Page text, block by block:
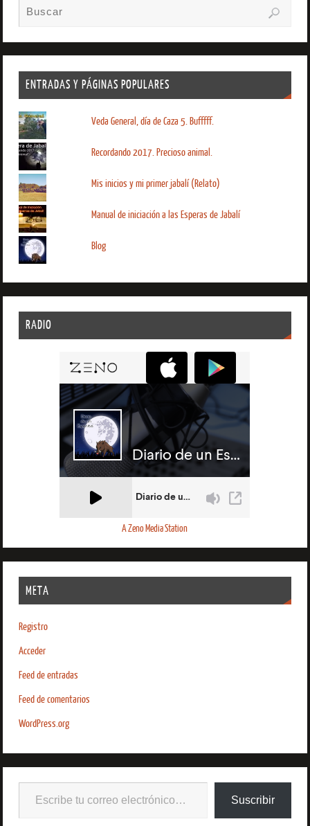
ENTRADAS Y PÁGINAS POPULARES
Veda General, día de Caza 5. Bufffff.
Recordando 2017. Precioso animal.
Mis inicios y mi primer jabalí (Relato)
Manual de iniciación a las Esperas de Jabalí
Blog
RADIO
A Zeno Media Station
META
Registro
Acceder
Feed de entradas
Feed de comentarios
WordPress.org
Suscribir